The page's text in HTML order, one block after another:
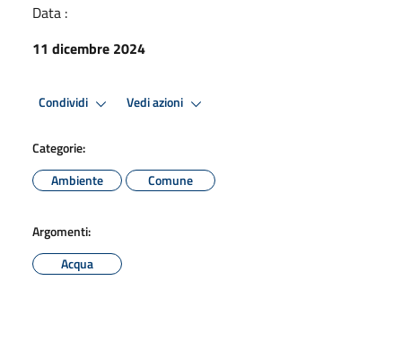
Data :
11 dicembre 2024
Condividi Vedi azioni
Categorie:
Ambiente
Comune
Argomenti:
Acqua